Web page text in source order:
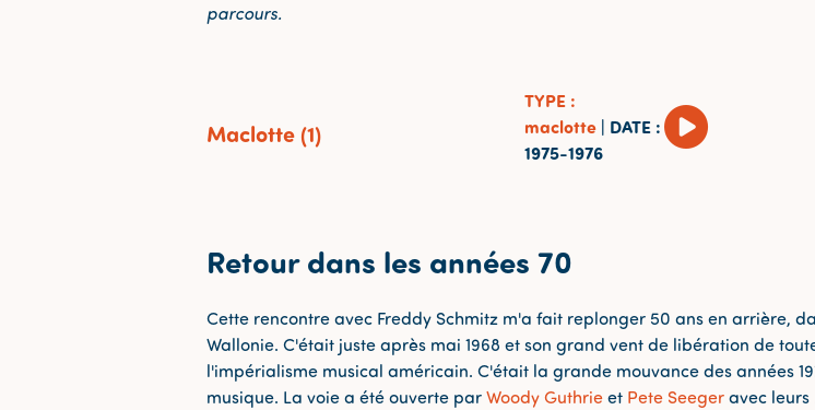
parcours.
Maclotte (1)
TYPE :
maclotte | DATE :
1975-1976
Retour dans les années 70
Cette rencontre avec Freddy Schmitz m'a fait replonger 50 ans en arrière,
Wallonie. C'était juste après mai 1968 et son grand vent de libération de
l'impérialisme musical américain. C'était la grande mouvance des années
musique. La voie a été ouverte par Woody Guthrie et Pete Seeger avec leurs